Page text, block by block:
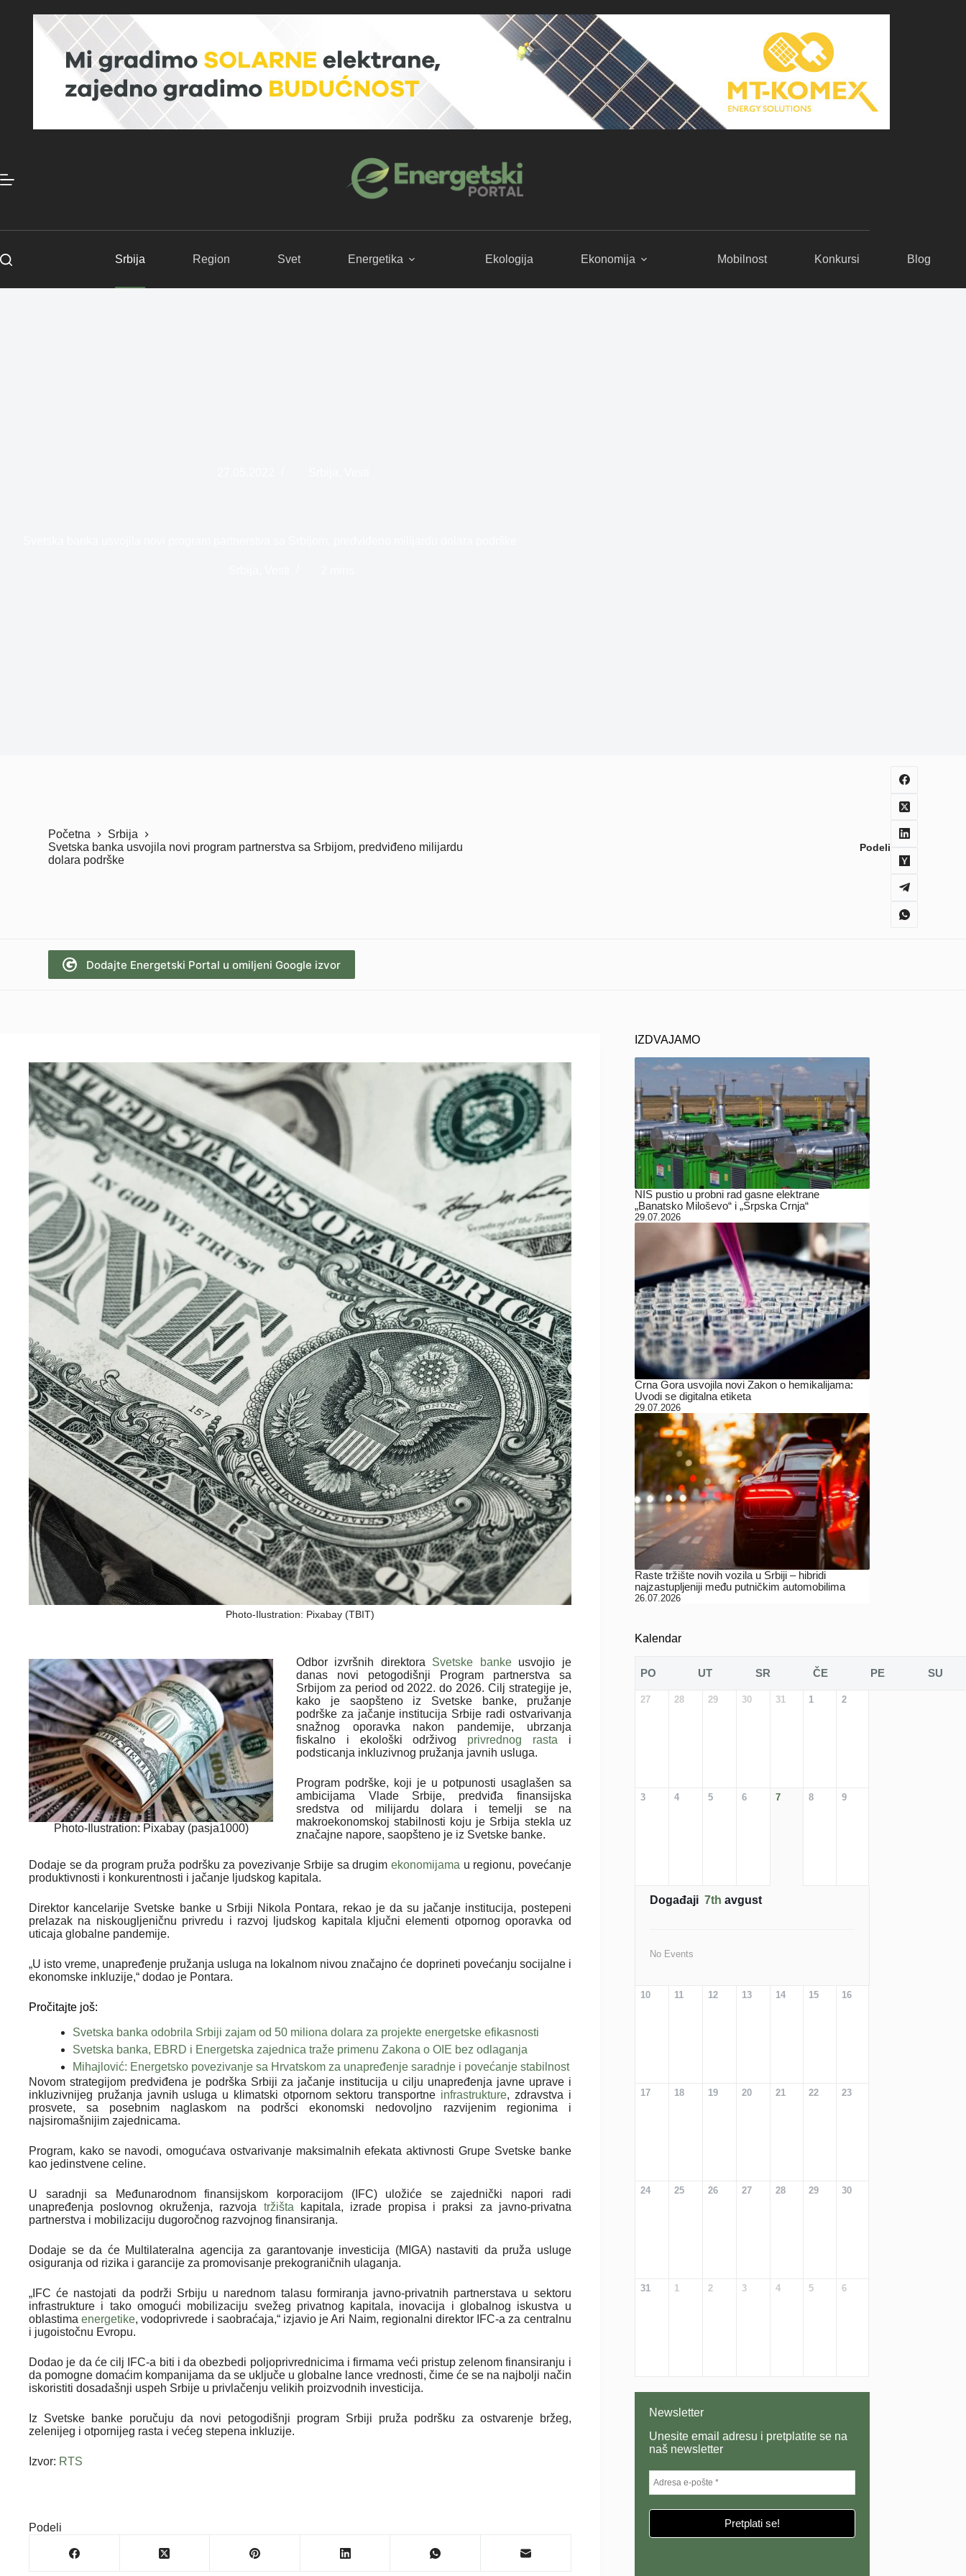
Srbija Region Svet Energetika Ekologija Ekonomija Mobilnost Konkursi Blog
Početna
Srbija
Svetska banka usvojila novi program partnerstva sa Srbijom, predviđeno milijardu
dolara podrške
Podeli
Dodajte Energetski Portal u omiljeni Google izvor
Photo-Ilustration: Pixabay (TBIT)
Photo-Ilustration: Pixabay (pasja1000)
Odbor izvršnih direktora Svetske bankeusvojio je
danas novi petogodišnji Program partnerstva sa
Srbijom za period od 2022. do 2026. Cilj strategije je,
kako je saopšteno iz Svetske banke, pružanje
podrške za jačanje institucija Srbije radi ostvarivanja
snažnog oporavka nakon pandemije, ubrzanja
fiskalno i ekološki održivog privrednog rasta i
podsticanja inkluzivnog pružanja javnih usluga.
Program podrške, koji je u potpunosti usaglašen sa
ambicijama Vlade Srbije, predviđa finansijska
sredstva od milijardu dolara i temelji se na
makroekonomskoj stabilnosti koju je Srbija stekla uz
značajne napore, saopšteno je iz Svetske banke.
Dodaje se da program pruža podršku za povezivanje Srbije sa drugimekonomijama u regionu, povećanje
produktivnosti i konkurentnosti i jačanje ljudskog kapitala.
Direktor kancelarije Svetske banke u Srbiji Nikola Pontara, rekao je da su jačanje institucija, postepeni
prelazak na niskougljeničnu privredu i razvoj ljudskog kapitala ključni elementi otpornog oporavka od
uticaja globalne pandemije.
„U isto vreme, unapređenje pružanja usluga na lokalnom nivou značajno će doprineti povećanju socijalne i
ekonomske inkluzije,“ dodao je Pontara.
Pročitajte još:
Svetska banka odobrila Srbiji zajam od 50 miliona dolara za projekte energetske efikasnosti
Svetska banka, EBRD i Energetska zajednica traže primenu Zakona o OIE bez odlaganja
Mihajlović: Energetsko povezivanje sa Hrvatskom za unapređenje saradnje i povećanje stabilnost
Novom strategijom predviđena je podrška Srbiji za jačanje institucija u cilju unapređenja javne uprave i
inkluzivnijeg pružanja javnih usluga u klimatski otpornom sektoru transportne infrastrukture, zdravstva i
prosvete, sa posebnim naglaskom na podršci ekonomski nedovoljno razvijenim regionima i
najsiromašnijim zajednicama.
Program, kako se navodi, omogućava ostvarivanje maksimalnih efekata aktivnosti Grupe Svetske banke
kao jedinstvene celine.
U saradnji sa Međunarodnom finansijskom korporacijom (IFC) uložiće se zajednički napori radi
unapređenja poslovnog okruženja, razvoja tržištakapitala, izrade propisa i praksi za javno-privatna
partnerstva i mobilizaciju dugoročnog razvojnog finansiranja.
Dodaje se da će Multilateralna agencija za garantovanje investicija (MIGA) nastaviti da pruža usluge
osiguranja od rizika i garancije za promovisanje prekograničnih ulaganja.
„IFC će nastojati da podrži Srbiju u narednom talasu formiranja javno-privatnih partnerstava u sektoru
infrastrukture i tako omogući mobilizaciju svežeg privatnog kapitala, inovacija i globalnog iskustva u
oblastimaenergetike, vodoprivrede i saobraćaja,“ izjavio je Ari Naim, regionalni direktor IFC-a za centralnu
i jugoistočnu Evropu.
Dodao je da će cilj IFC-a biti i da obezbedi poljoprivrednicima i firmama veći pristup zelenom finansiranju i
da pomogne domaćim kompanijama da se uključe u globalne lance vrednosti, čime će se na najbolji način
iskoristiti dosadašnji uspeh Srbije u privlačenju velikih proizvodnih investicija.
Iz Svetske banke poručuju da novi petogodišnji program Srbiji pruža podršku za ostvarenje bržeg,
zelenijeg i otpornijeg rasta i većeg stepena inkluzije.
Izvor: RTS
Podeli
IZDVAJAMO
NIS pustio u probni rad gasne elektrane
„Banatsko Miloševo“ i „Srpska Crnja“
29.07.2026
Crna Gora usvojila novi Zakon o hemikalijama:
Uvodi se digitalna etiketa
29.07.2026
Raste tržište novih vozila u Srbiji – hibridi
najzastupljeniji među putničkim automobilima
26.07.2026
Kalendar
PO UT SR ČE PE SU
27 28 29 30 31 1 2
3 4 5 6 7 8 9
Događaji 7th avgust
No Events
10 11 12 13 14 15 16
17 18 19 20 21 22 23
24 25 26 27 28 29 30
31 1 2 3 4 5 6
Newsletter
Unesite email adresu i pretplatite se na
naš newsletter